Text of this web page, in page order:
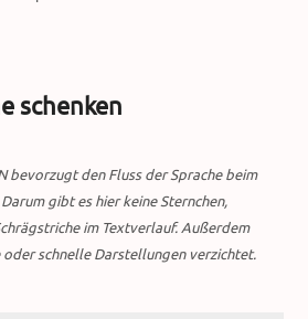
schenken
bevorzugt den Fluss der Sprache beim
gibt es hier keine Sternchen,
im Textverlauf. Außerdem
schnelle Darstellungen verzichtet.